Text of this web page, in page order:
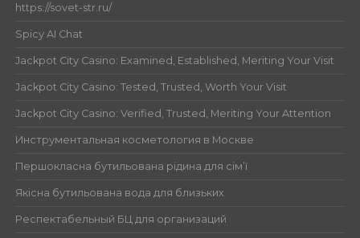
https://sovet-str.ru/
Spicy AI Chat
Jackpot City Casino: Examined, Established, Meriting Your Visit
Jackpot City Casino: Tested, Trusted, Worth Your Visit
Jackpot City Casino: Verified, Trusted, Meriting Your Attention
Инструментальная косметология в Москве
Першокласна бутильована рідина для сім’ї
Якісна бутильована вода для близьких
Респектабельный БЦ для организаций